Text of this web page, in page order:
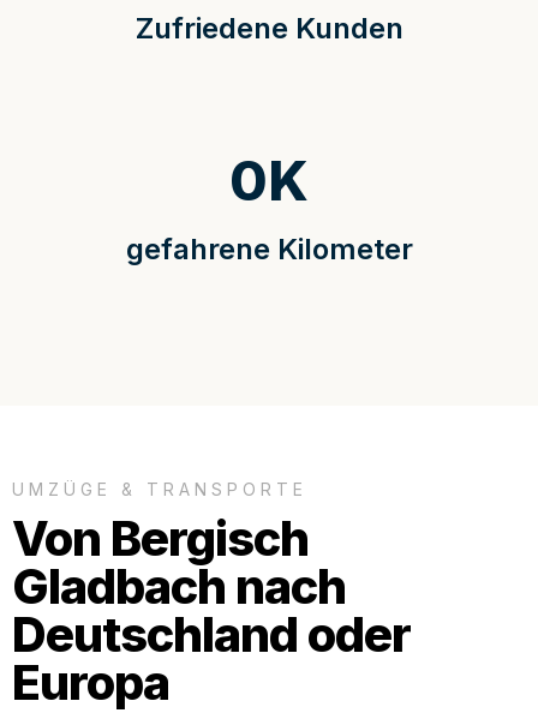
Zufriedene Kunden
gefahrene Kilometer
0K
UMZÜGE & TRANSPORTE
Von Bergisch
Gladbach nach
Deutschland oder
Europa